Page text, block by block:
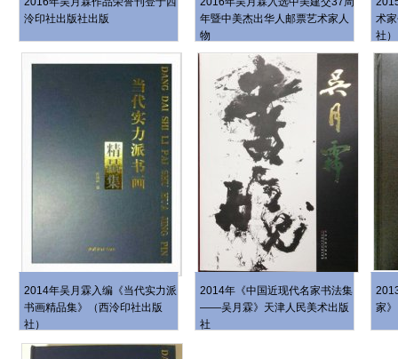
泠印社出版社出版
年暨中美杰出华人邮票艺术家人
物
术
社）
2014年吴月霖入编《当代实力派
书画精品集》（西泠印社出版
社）
2014年《中国近现代名家书法集
——吴月霖》天津人民美术出版
社
家